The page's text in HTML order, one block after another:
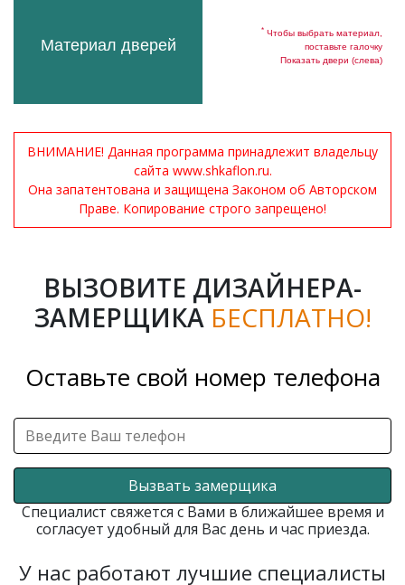
Материал дверей
* Чтобы выбрать материал,
поставьте галочку
Показать двери (слева)
ВНИМАНИЕ! Данная программа принадлежит владельцу
сайта www.shkaflon.ru.
Она запатентована и защищена Законом об Авторском
Праве. Копирование строго запрещено!
ВЫЗОВИТЕ ДИЗАЙНЕРА-
ЗАМЕРЩИКА БЕСПЛАТНО!
Оставьте свой номер телефона
Вызвать замерщика
Специалист свяжется с Вами в ближайшее время и
согласует удобный для Вас день и час приезда.
У нас работают лучшие специалисты